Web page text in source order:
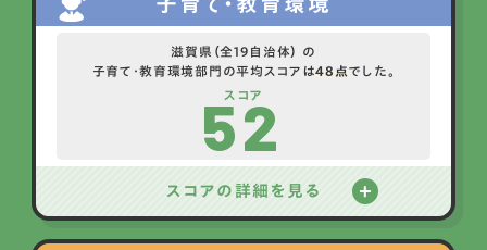
滋賀県（全19自治体） の
子育て・教育環境部門の平均スコアは48点でした。
スコア
52
スコアの詳細を見る